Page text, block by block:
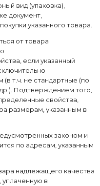
вид (упаковка),
документ,
указанного товара.
от товара
если указанный
т.ч. не стандартные (по
Подтверждением того,
свойства,
размерам, указанным в
законом и
по адресам, указанным
надлежащего качества
в